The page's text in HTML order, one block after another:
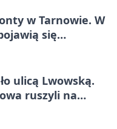
w Tarnowie. W
się
ulicą Lwowską.
ruszyli na